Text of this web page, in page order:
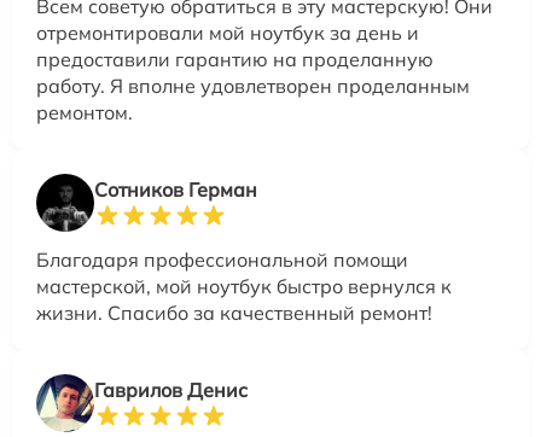
Всем советую обратиться в эту мастерскую! Они
отремонтировали мой ноутбук за день и
предоставили гарантию на проделанную
работу. Я вполне удовлетворен проделанным
ремонтом.
Сотников Герман
Благодаря профессиональной помощи
мастерской, мой ноутбук быстро вернулся к
жизни. Спасибо за качественный ремонт!
Гаврилов Денис